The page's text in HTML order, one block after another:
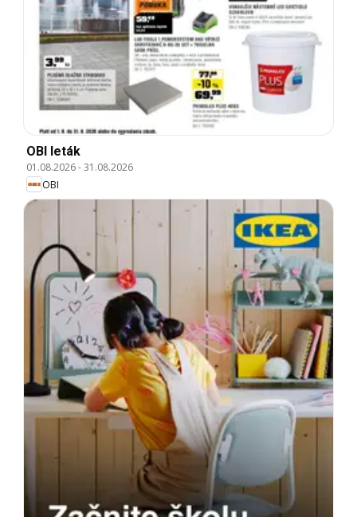
OBI leták
01.08.2026-31.08.2026
OBI